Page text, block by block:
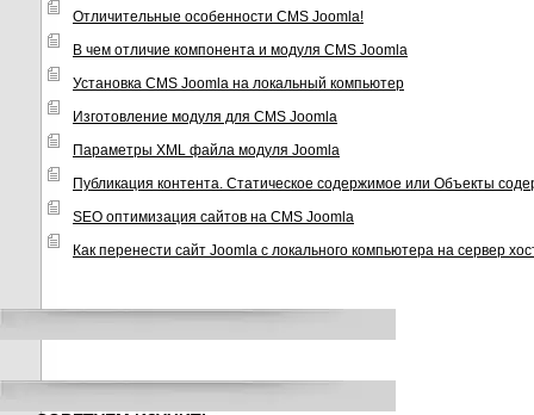
Отличительные особенности CMS Joomla!
В чем отличие компонента и модуля CMS Joomla
Установка CMS Joomla на локальный компьютер
Изготовление модуля для CMS Joomla
Параметры XML файла модуля Joomla
Публикация контента. Статическое содержимое или Объекты
SEO оптимизация сайтов на CMS Joomla
Как перенести сайт Joomla с локального компьютера на сервер